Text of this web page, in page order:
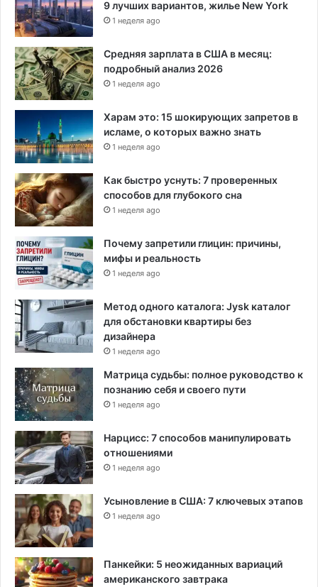
о
л
л
а
р
о
л
я
н
е
к
о
т
о
р
ы
з
а
е
м
и
к
о
в
-
и
н
в
а
л
д
в
9 лучших вариантов, жилье New York
1 неделя ago
Средняя зарплата в США в месяц:
подробный анализ 2026
1 неделя ago
Харам это: 15 шокирующих запретов в
исламе, о которых важно знать
1 неделя ago
Как быстро уснуть: 7 проверенных
способов для глубокого сна
1 неделя ago
Почему запретили глицин: причины,
мифы и реальность
1 неделя ago
Метод одного каталога: Jysk каталог
для обстановки квартиры без
дизайнера
1 неделя ago
Матрица судьбы: полное руководство к
познанию себя и своего пути
1 неделя ago
Нарцисс: 7 способов манипулировать
отношениями
1 неделя ago
Усыновление в США: 7 ключевых этапов
1 неделя ago
Панкейки: 5 неожиданных вариаций
американского завтрака